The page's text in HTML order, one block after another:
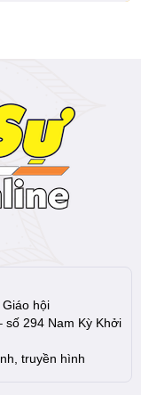
hội
số 294 Nam Kỳ Khởi
truyền hình